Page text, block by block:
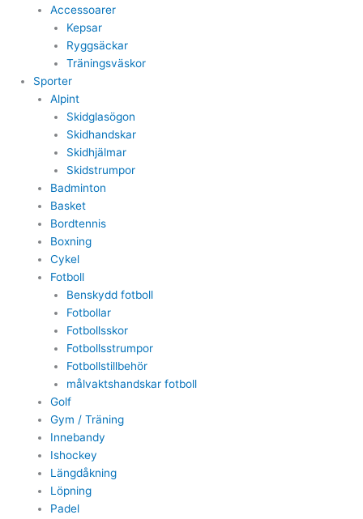
Accessoarer
Kepsar
Ryggsäckar
Träningsväskor
Sporter
Alpint
Skidglasögon
Skidhandskar
Skidhjälmar
Skidstrumpor
Badminton
Basket
Bordtennis
Boxning
Cykel
Fotboll
Benskydd fotboll
Fotbollar
Fotbollsskor
Fotbollsstrumpor
Fotbollstillbehör
målvaktshandskar fotboll
Golf
Gym / Träning
Innebandy
Ishockey
Längdåkning
Löpning
Padel